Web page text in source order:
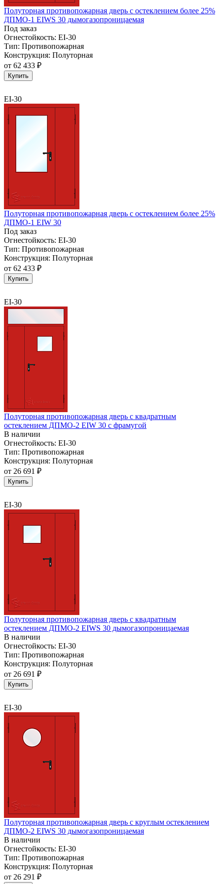
Полуторная противопожарная дверь с остеклением более 25%
ДПМО-1 EIWS 30 дымогазопроницаемая
Под заказ
Огнестойкость: EI-30
Тип: Противопожарная
Конструкция: Полуторная
от 62 433 ₽
Купить
EI-30
Полуторная противопожарная дверь с остеклением более 25%
ДПМО-1 EIW 30
Под заказ
Огнестойкость: EI-30
Тип: Противопожарная
Конструкция: Полуторная
от 62 433 ₽
Купить
EI-30
Полуторная противопожарная дверь с квадратным
остеклением ДПМО-2 EIW 30 с фрамугой
В наличии
Огнестойкость: EI-30
Тип: Противопожарная
Конструкция: Полуторная
от 26 691 ₽
Купить
EI-30
Полуторная противопожарная дверь с квадратным
остеклением ДПМО-2 EIWS 30 дымогазопроницаемая
В наличии
Огнестойкость: EI-30
Тип: Противопожарная
Конструкция: Полуторная
от 26 691 ₽
Купить
EI-30
Полуторная противопожарная дверь с круглым остеклением
ДПМО-2 EIWS 30 дымогазопроницаемая
В наличии
Огнестойкость: EI-30
Тип: Противопожарная
Конструкция: Полуторная
от 26 291 ₽